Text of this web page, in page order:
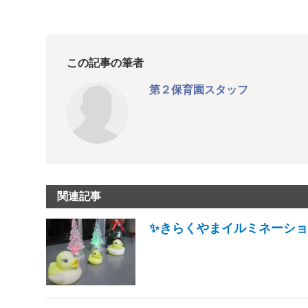
この記事の筆者
第２保育園スタッフ
関連記事
✨きらくやまイルミネーシ